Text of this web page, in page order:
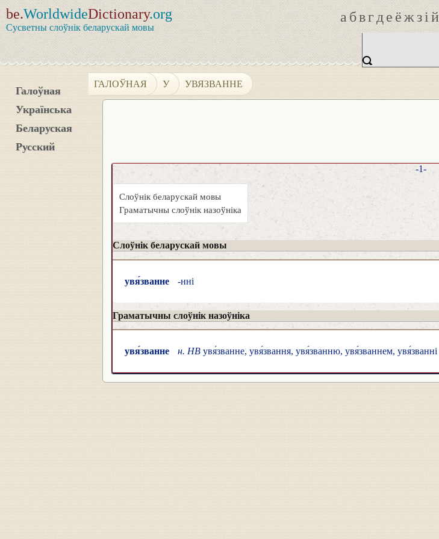
be.WorldwideDictionary.org
Сусветны слоўнік беларускай мовы
абвгдеёжзій
Галоўная
Українська
Беларуская
Русский
ГАЛОЎНАЯ У УВЯЗВАННЕ
-1-
Слоўнік беларускай мовы
Граматычны слоўнік назоўніка
Слоўнік беларускай мовы
увя́званне -нні
Граматычны слоўнік назоўніка
увя́званне н. НВ увя́званне, увя́звання, увя́званню, увя́званнем, увя́званні